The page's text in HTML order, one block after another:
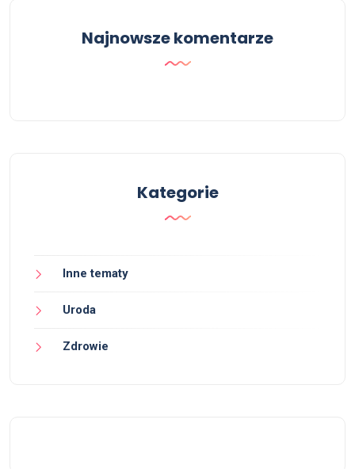
Najnowsze komentarze
Kategorie
Inne tematy
Uroda
Zdrowie